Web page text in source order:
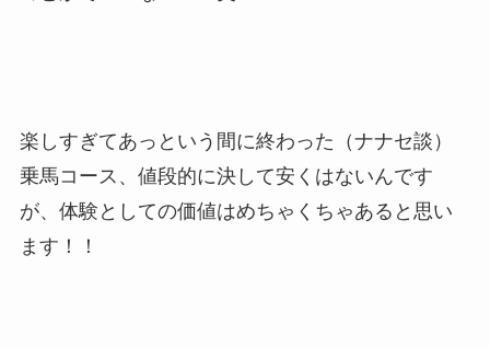
楽しすぎてあっという間に終わった（ナナセ談）
乗馬コース、値段的に決して安くはないんです
が、体験としての価値はめちゃくちゃあると思い
ます！！